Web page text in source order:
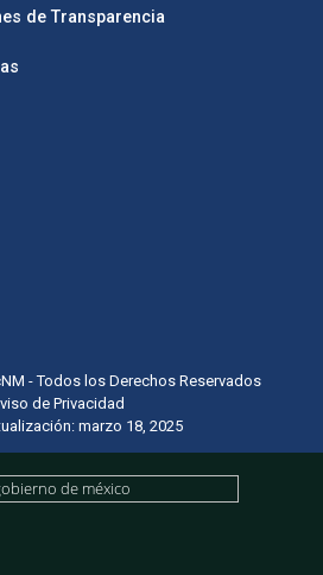
de Transparencia
- Todos los Derechos Reservados
de Privacidad
marzo 18, 2025